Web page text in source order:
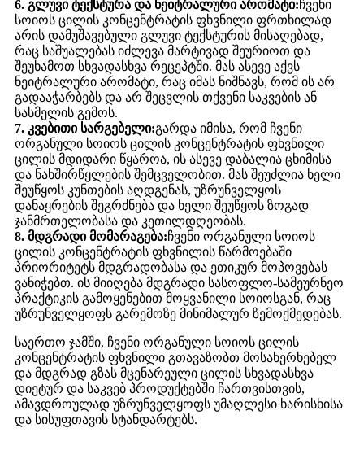
6. გლუვი ტექსტურა და ნეიტრალური არომატი:ჩვენი
სოიოს ცილის კონცენტრატის ფხვნილი ფრთხილად
არის დამუშავებული გლუვი ტექსტურის მისაღებად,
რაც საშუალებას იძლევა მარტივად შეურიოთ და
შეუხამოთ სხვადასხვა რეცეპტში. მას ასევე აქვს
ნეიტრალური არომატი, რაც იმას ნიშნავს, რომ ის არ
გადააჭარბებს და არ შეცვლის თქვენი საკვების ან
სასმელის გემოს.
7. კვებითი სარგებელი:გარდა იმისა, რომ ჩვენი
ორგანული სოიოს ცილის კონცენტრატის ფხვნილი
ცილის მდიდარი წყაროა, ის ასევე დაბალია ცხიმისა
და ნახშირწყლების შემცველობით. მას შეუძლია ხელი
შეუწყოს კუნთების აღდგენას, უზრუნველყოს
დანაყრების შეგრძნება და ხელი შეუწყოს ზოგად
ჯანმრთელობასა და კეთილდღეობას.
8. მდგრადი მომარაგება:ჩვენი ორგანული სოიოს
ცილის კონცენტრატის ფხვნილის წარმოებაში
პრიორიტეტს მდგრადობასა და ეთიკურ მოპოვებას
ვანიჭებთ. ის მიიღება მდგრადი სასოფლო-სამეურნეო
პრაქტიკის გამოყენებით მოყვანილი სოიოსგან, რაც
უზრუნველყოფს გარემოზე მინიმალურ ზემოქმედებას.
საერთო ჯამში, ჩვენი ორგანული სოიოს ცილის
კონცენტრატის ფხვნილი გთავაზობთ მოსახერხებელ
და მდგრად გზას მცენარეული ცილის სხვადასხვა
დიეტურ და საკვებ პროდუქტებში ჩართვისთვის,
ამავდროულად უზრუნველყოფს უმაღლესი ხარისხისა
და სისუფთავის სტანდარტებს.